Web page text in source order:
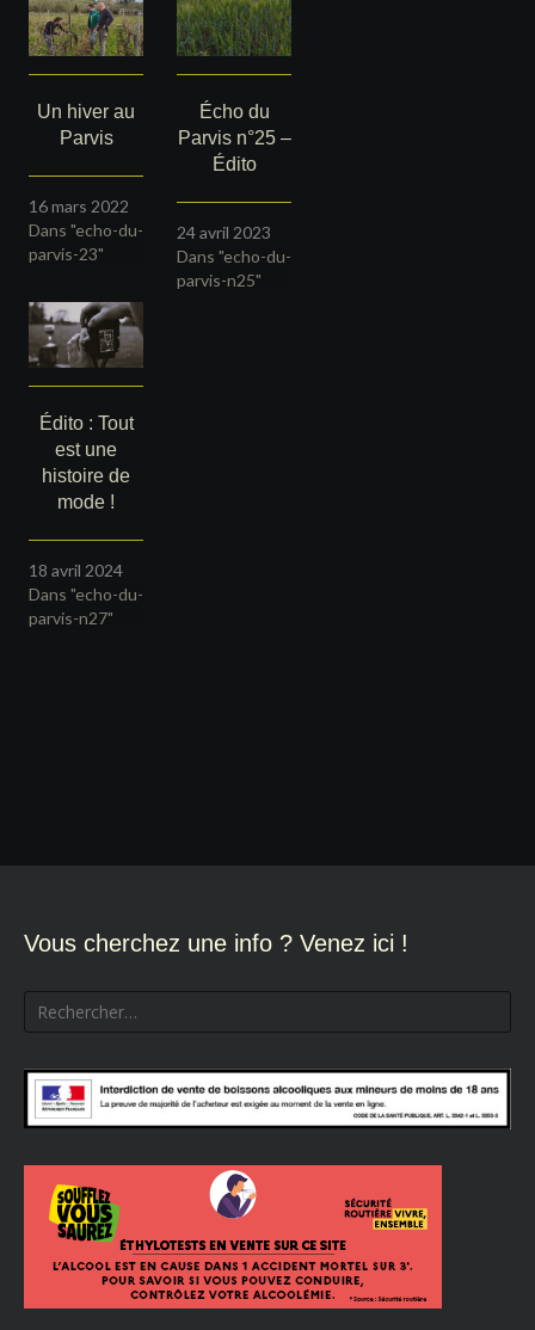
Un hiver au
Parvis
16 mars 2022
Dans "echo-du-
parvis-23"
Écho du
Parvis n°25 –
Édito
24 avril 2023
Dans "echo-du-
parvis-n25"
Édito : Tout
est une
histoire de
mode !
18 avril 2024
Dans "echo-du-
parvis-n27"
Vous cherchez une info ? Venez ici !
Rechercher :